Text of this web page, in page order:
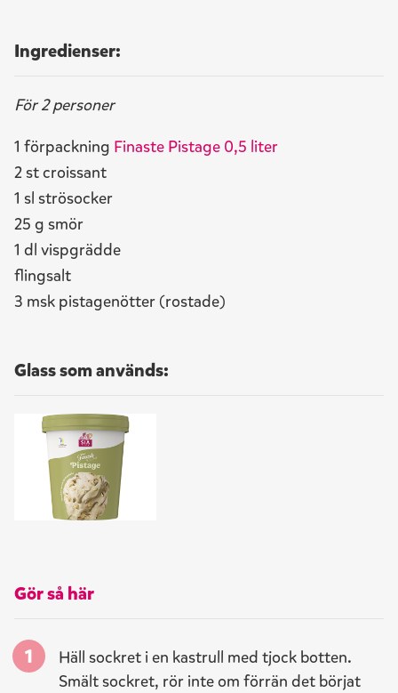
Ingredienser:
För 2 personer
1 förpackning Finaste Pistage 0,5 liter
2 st croissant
1 sl strösocker
25 g smör
1 dl vispgrädde
flingsalt
3 msk pistagenötter (rostade)
Glass som används:
Gör så här
Häll sockret i en kastrull med tjock botten.
Smält sockret, rör inte om förrän det börjat